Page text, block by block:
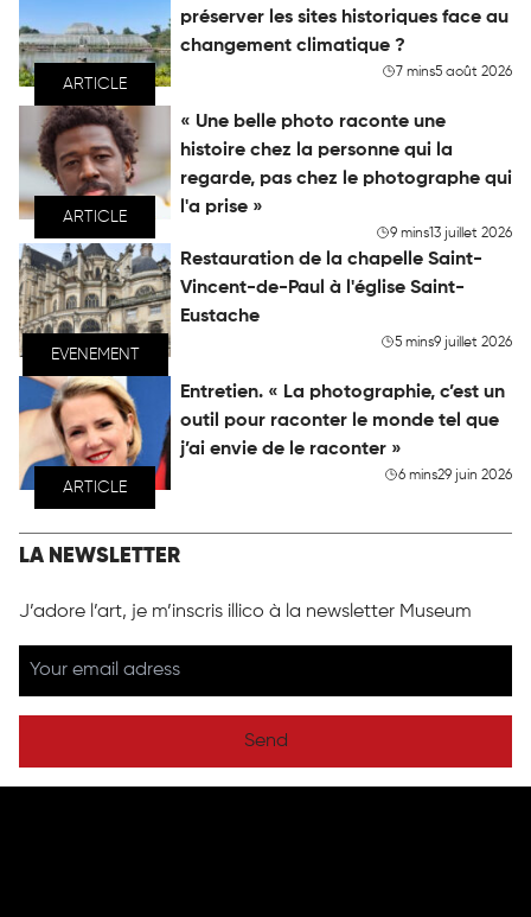
ARTICLE
préserver les sites historiques face au
changement climatique ?
7 mins5 août 2026
ARTICLE
« Une belle photo raconte une
histoire chez la personne qui la
regarde, pas chez le photographe qui
l'a prise »
9 mins13 juillet 2026
EVENEMENT
Restauration de la chapelle Saint-
Vincent-de-Paul à l'église Saint-
Eustache
5 mins9 juillet 2026
ARTICLE
Entretien. « La photographie, c’est un
outil pour raconter le monde tel que
j’ai envie de le raconter »
6 mins29 juin 2026
LA NEWSLETTER
J’adore l’art, je m’inscris illico à la newsletter Museum
Send